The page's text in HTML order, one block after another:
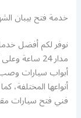
خدمة فتح بيبان
نوفر لكم أفضل
مدار 24
أبواب سيارات
أنواعها
فني فتح سيارات